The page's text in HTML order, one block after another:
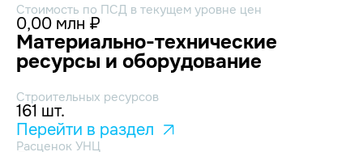
Стоимость по ПСД в текущем уровне цен
0,00 млн ₽
Материально-технические
ресурсы и оборудование
Строительных ресурсов
161 шт.
Перейти в раздел
Расценок УНЦ